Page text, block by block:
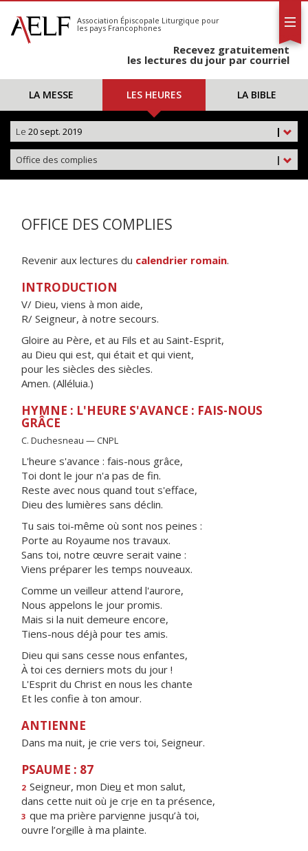
S'abonner
Calendrier
Association Épiscopale Liturgique pour
les pays Francophones
Recevez gratuitement
les lectures du jour par courriel
LA MESSE LES HEURES LA BIBLE
|
Le 20 sept. 2019
|
Office des complies
OFFICE DES COMPLIES
Revenir aux lectures du calendrier romain.
INTRODUCTION
V/ Dieu, viens à mon aide,
R/ Seigneur, à notre secours.
Gloire au Père, et au Fils et au Saint-Esprit,
au Dieu qui est, qui était et qui vient,
pour les siècles des siècles.
Amen. (Alléluia.)
HYMNE : L'HEURE S'AVANCE : FAIS-NOUS
GRÂCE
C. Duchesneau — CNPL
L'heure s'avance : fais-nous grâce,
Toi dont le jour n'a pas de fin.
Reste avec nous quand tout s'efface,
Dieu des lumières sans déclin.
Tu sais toi-même où sont nos peines :
Porte au Royaume nos travaux.
Sans toi, notre œuvre serait vaine :
Viens préparer les temps nouveaux.
Comme un veilleur attend l'aurore,
Nous appelons le jour promis.
Mais si la nuit demeure encore,
Tiens-nous déjà pour tes amis.
Dieu qui sans cesse nous enfantes,
À toi ces derniers mots du jour !
L'Esprit du Christ en nous les chante
Et les confie à ton amour.
ANTIENNE
Dans ma nuit, je crie vers toi, Seigneur.
PSAUME : 87
2 Seigneur, mon Dieu et mon salut,
dans cette nuit où je crie en ta présence,
3 que ma prière parvienne jusqu’à toi,
ouvre l’oreille à ma plainte.